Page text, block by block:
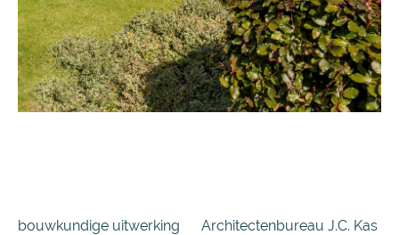
bouwkundige uitwerking Architectenbureau J.C. Kas